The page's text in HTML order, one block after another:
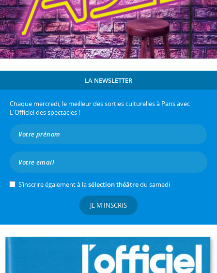
LA NEWSLETTER
Chaque mercredi, le meilleur des sorties culturelles à Paris avec
L'Officiel des spectacles !
S’inscrire également à lasélection théâtredu samedi
JE M'INSCRIS